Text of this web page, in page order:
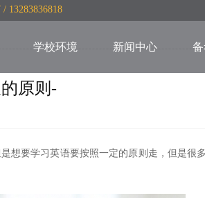
13283836818
学校环境 新闻中心
原则-
要学习英语要按照一定的原则走，但是很